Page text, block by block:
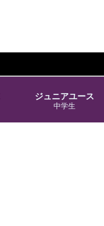
ジュニアユース
中学生